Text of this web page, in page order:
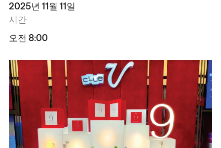
2025년 11월 11일
시간
오전 8:00